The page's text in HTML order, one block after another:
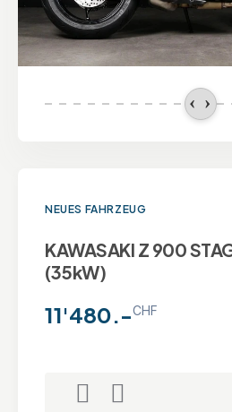
NEUES FAHRZEUG
KAWASAKI Z 900
(35kW)
11'480.-CHF